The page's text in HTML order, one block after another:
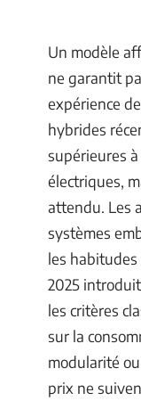
Un modèle
ne garantit
expérience
hybrides
supérieures
électriques,
attendu. Les
systèmes
les habitudes
2025
les critères
sur la
modularité
prix ne